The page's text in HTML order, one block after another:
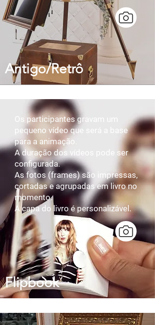
Antigo/Retrô
Os participantes gravam um
pequeno vídeo que será a base
para a animação.​
A duração dos vídeos pode ser
configurada.​
As fotos (frames) são impressas,
cortadas e agrupadas em livro no
momento.​
A capa do livro é personalizável.
Flipbook